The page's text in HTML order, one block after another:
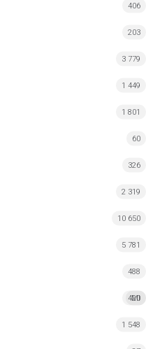
406
203
3 779
1 449
1 801
60
326
2 319
10 650
5 781
488
MI
420
1 548